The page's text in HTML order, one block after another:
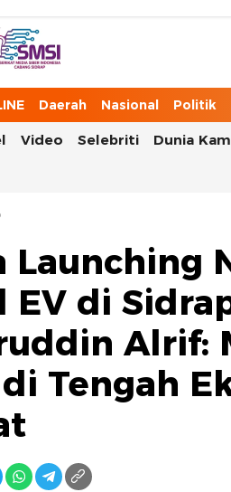
Detil, Sudut, dan Cerita Kota
Daerah Nasional Politik
Video Selebriti Dunia
Launching
EV di
Alrif:
Tengah